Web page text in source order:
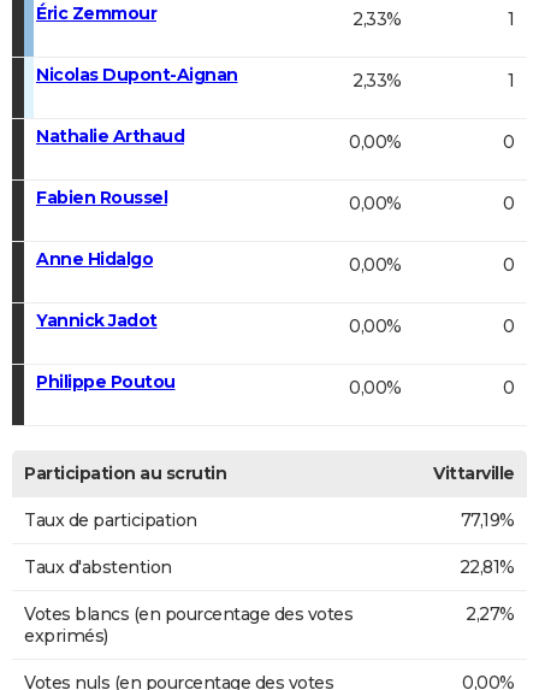
Éric Zemmour 2,33% 1
Nicolas Dupont-Aignan 2,33% 1
Nathalie Arthaud 0,00% 0
Fabien Roussel 0,00% 0
Anne Hidalgo 0,00% 0
Yannick Jadot 0,00% 0
Philippe Poutou 0,00% 0
Participation au scrutin Vittarville
Taux de participation 77,19%
Taux d'abstention 22,81%
Votes blancs (en pourcentage des votes
exprimés)
2,27%
Votes nuls (en pourcentage des votes
0,00%